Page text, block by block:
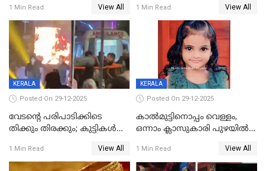
1 Min Read View All 1 Min Read View All
KERALA
Posted On 29-12-2025
വേടന്റെ പരിപാടിക്കിടെ
തിക്കും തിരക്കും; കുട്ടികള്‍
പരിക്ക്; പാളം മറികടന്ന
യുവാവ് ട്രെയിന്‍ തട്ടി മരിച്ചു
1 Min Read View All
KERALA
Posted On 29-12-2025
കാൽമുട്ടിനൊപ്പം വെള്ളം,
ഒന്നാം ക്ലാസുകാരി പുഴയിൽ
കുട്ടികൾക്കൊപ്പം
കളിക്കുന്നതിനിടെ
1 Min Read View All